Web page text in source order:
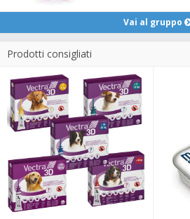
Vai al gruppo
Prodotti consigliati